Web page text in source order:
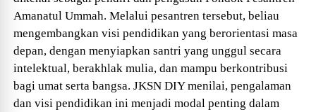
Amanatul Ummah. Melalui pesantren tersebut, beliau
mengembangkan visi pendidikan yang berorientasi masa
depan, dengan menyiapkan santri yang unggul secara
intelektual, berakhlak mulia, dan mampu berkontribusi
bagi umat serta bangsa. JKSN DIY menilai, pengalaman
dan visi pendidikan ini menjadi modal penting dalam